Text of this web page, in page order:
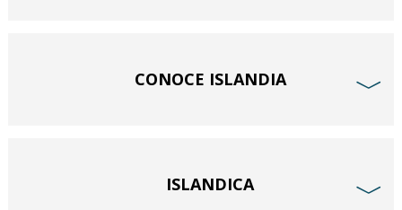
CONOCE ISLANDIA ﹀
ISLANDICA ﹀